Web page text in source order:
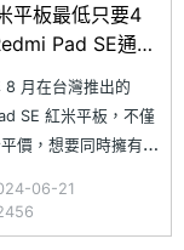
平板最低只要4
Pad SE通路
8 月在台灣推出的
SE 紅米平板，不僅
價，想要同時擁有
援 microSD 記憶卡擴
題，更重要的是
06-21